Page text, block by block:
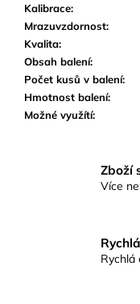
Kalibrace:
Mrazuvzdornost:
Kvalita:
Obsah balení:
Počet kusů v balení:
Hmotnost balení:
Možné využítí:
Zboží
Více
Rychlá